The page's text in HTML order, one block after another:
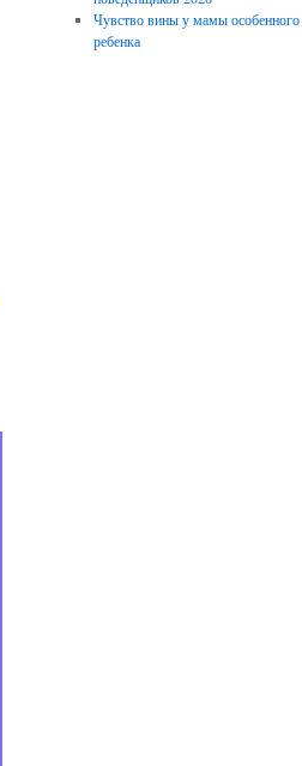
Чувство вины у мамы особенного
ребенка